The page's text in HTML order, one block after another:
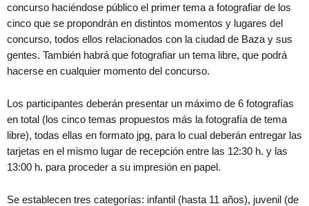
concurso haciéndose público el primer tema a fotografiar de los
cinco que se propondrán en distintos momentos y lugares del
concurso, todos ellos relacionados con la ciudad de Baza y sus
gentes. También habrá que fotografiar un tema libre, que podrá
hacerse en cualquier momento del concurso.
Los participantes deberán presentar un máximo de 6 fotografías
en total (los cinco temas propuestos más la fotografía de tema
libre), todas ellas en formato jpg, para lo cual deberán entregar las
tarjetas en el mismo lugar de recepción entre las 12:30 h. y las
13:00 h. para proceder a su impresión en papel.
Se establecen tres categorías: infantil (hasta 11 años), juvenil (de